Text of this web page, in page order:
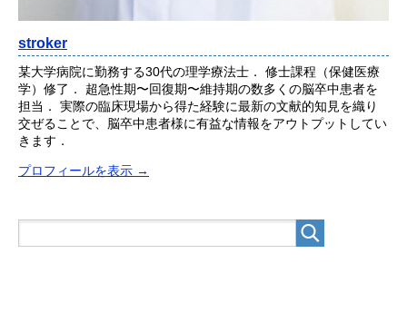
stroker
某大学病院に勤務する30代の理学療法士． 修士課程（保健医療
学）修了． 超急性期〜回復期〜維持期の数多くの脳卒中患者を
担当． 実際の臨床現場から得た経験に最新の文献的知見を織り
交ぜることで、脳卒中患者様に有益な情報をアウトプットしてい
きます．
プロフィールを表示 →